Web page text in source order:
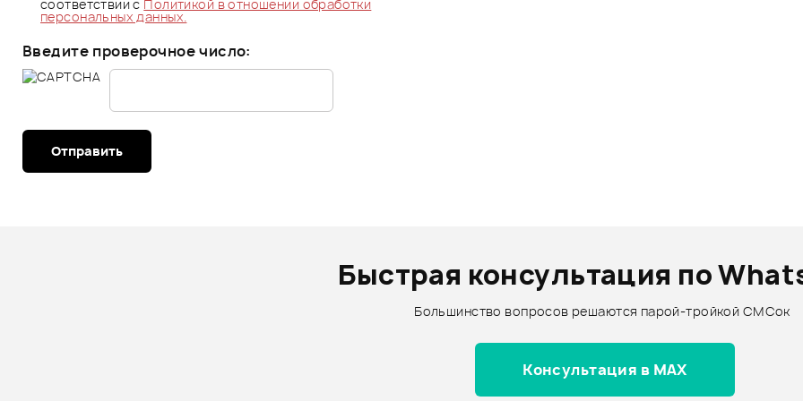
соответствии с Политикой в отношении обработки
персональных данных.
Введите проверочное число:
Отправить
Быстрая консультация по
Большинство вопросов решаются парой-тройкой СМСок
Консультация в MAX